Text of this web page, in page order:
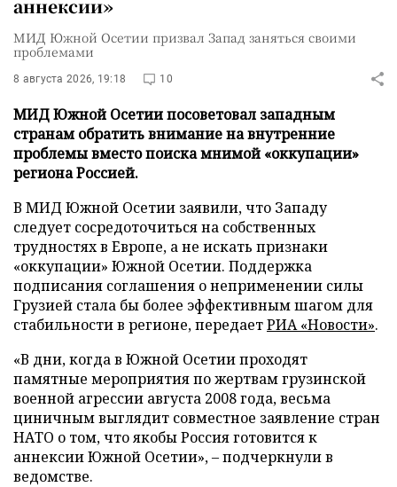
аннексии»
МИД Южной Осетии призвал Запад заняться своими
проблемами
8 августа 2026, 19:18 10
МИД Южной Осетии посоветовал западным
странам обратить внимание на внутренние
проблемы вместо поиска мнимой «оккупации»
региона Россией.
В МИД Южной Осетии заявили, что Западу
следует сосредоточиться на собственных
трудностях в Европе, а не искать признаки
«оккупации» Южной Осетии. Поддержка
подписания соглашения о неприменении силы
Грузией стала бы более эффективным шагом для
стабильности в регионе, передаетРИА «Новости».
«В дни, когда в Южной Осетии проходят
памятные мероприятия по жертвам грузинской
военной агрессии августа 2008 года, весьма
циничным выглядит совместное заявление стран
НАТО о том, что якобы Россия готовится к
аннексии Южной Осетии», – подчеркнули в
ведомстве.